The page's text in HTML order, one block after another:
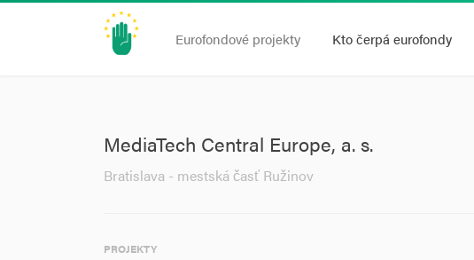
Eurofondové projekty Kto čerpá eurofondy
MediaTech Central Europe, a. s.
Bratislava - mestská časť Ružinov
PROJEKTY